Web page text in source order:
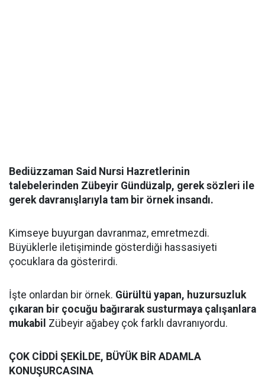
Bediüzzaman Said Nursi Hazretlerinin
talebelerinden Zübeyir Gündüzalp, gerek sözleri ile
gerek davranışlarıyla tam bir örnek insandı.
Kimseye buyurgan davranmaz, emretmezdi.
Büyüklerle iletişiminde gösterdiği hassasiyeti
çocuklara da gösterirdi.
İşte onlardan bir örnek. Gürültü yapan, huzursuzluk
çıkaran bir çocuğu bağırarak susturmaya çalışanlara
mukabil Zübeyir ağabey çok farklı davranıyordu.
ÇOK CİDDİ ŞEKİLDE, BÜYÜK BİR ADAMLA
KONUŞURCASINA